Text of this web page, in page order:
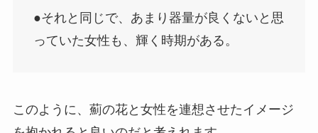
●それと同じで、あまり器量が良くないと思
っていた女性も、輝く時期がある。
このように、薊の花と女性を連想させたイメージ